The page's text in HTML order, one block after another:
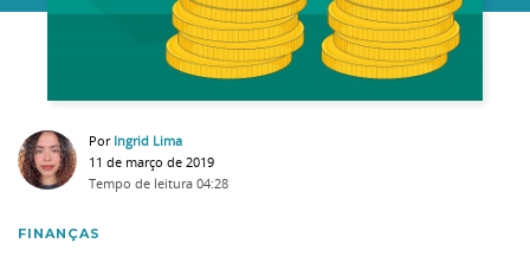
Ford
Oficina
Primeiro Carro
Por Ingrid Lima
11 de março de 2019
Tempo de leitura 04:28
FINANÇAS